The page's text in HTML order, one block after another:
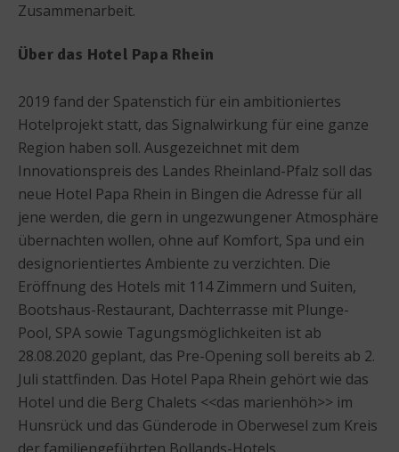
Zusammenarbeit.
Über das Hotel Papa Rhein
2019 fand der Spatenstich für ein ambitioniertes
Hotelprojekt statt, das Signalwirkung für eine ganze
Region haben soll. Ausgezeichnet mit dem
Innovationspreis des Landes Rheinland-Pfalz soll das
neue Hotel Papa Rhein in Bingen die Adresse für all
jene werden, die gern in ungezwungener Atmosphäre
übernachten wollen, ohne auf Komfort, Spa und ein
designorientiertes Ambiente zu verzichten. Die
Eröffnung des Hotels mit 114 Zimmern und Suiten,
Bootshaus-Restaurant, Dachterrasse mit Plunge-
Pool, SPA sowie Tagungsmöglichkeiten ist ab
28.08.2020 geplant, das Pre-Opening soll bereits ab 2.
Juli stattfinden. Das Hotel Papa Rhein gehört wie das
Hotel und die Berg Chalets <<das marienhöh>> im
Hunsrück und das Günderode in Oberwesel zum Kreis
der familiengeführten Bollands-Hotels.